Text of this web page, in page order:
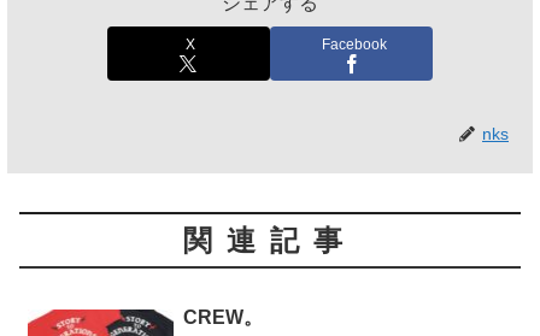
X Facebook
nks
関連記事
CREW。